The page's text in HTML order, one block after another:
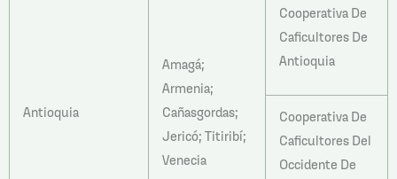
Antioquia
Amagá;
Armenia;
Cañasgordas;
Jericó; Titiribí;
Venecia
Cooperativa De
Caficultores De
Antioquia
Cooperativa De
Caficultores Del
Occidente De